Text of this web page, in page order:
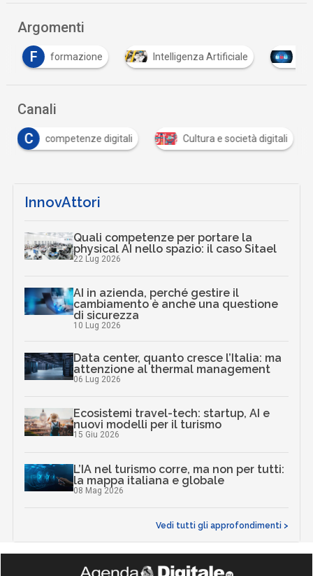
Argomenti
F
formazione Intelligenza Artificiale
Canali
C
competenze digitali Cultura e società digitali
InnovAttori
Quali competenze per portare la
physical AI nello spazio: il caso Sitael
22 Lug 2026
AI in azienda, perché gestire il
cambiamento è anche una questione
di sicurezza
10 Lug 2026
Data center, quanto cresce l’Italia: ma
attenzione al thermal management
06 Lug 2026
Ecosistemi travel-tech: startup, AI e
nuovi modelli per il turismo
15 Giu 2026
L’IA nel turismo corre, ma non per tutti:
la mappa italiana e globale
08 Mag 2026
Vedi tutti gli approfondimenti >